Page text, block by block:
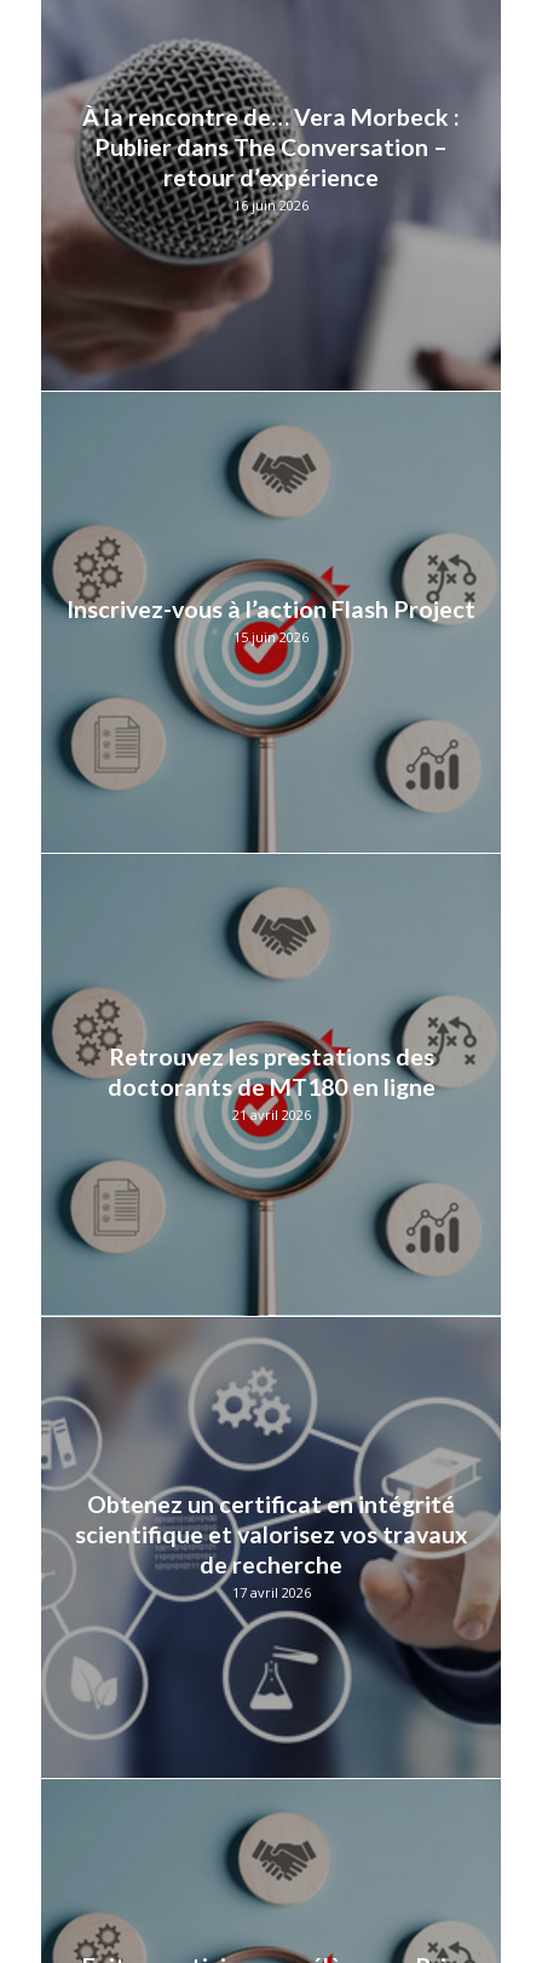
À la rencontre de… Vera Morbeck :
Publier dans The Conversation –
retour d’expérience
16 juin 2026
Inscrivez-vous à l’action Flash Project
15 juin 2026
Retrouvez les prestations des
doctorants de MT180 en ligne
21 avril 2026
Obtenez un certificat en intégrité
scientifique et valorisez vos travaux
de recherche
17 avril 2026